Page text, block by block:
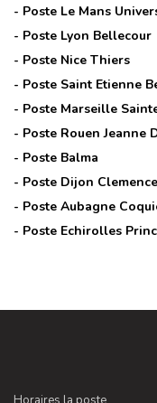
- Poste Le Mans
- Poste Lyon Bellecour
- Poste Nice Thiers
- Poste Saint Etienne
- Poste Marseille
- Poste Rouen Jeanne
- Poste Balma
- Poste Dijon
- Poste Aubagne
- Poste Echirolles